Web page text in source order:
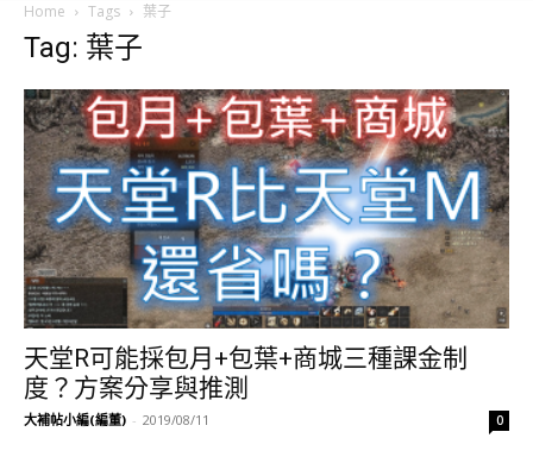
Home Tags 葉子
Tag: 葉子
天堂R可能採包月+包葉+商城三種課金制
度？方案分享與推測
大補帖小編(編董) - 2019/08/11 0